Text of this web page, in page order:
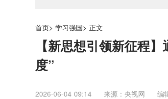
首页> 学习强国> 正文
【新思想引领新征程
度”
2026-06-04 09:14 来源：央视网 编